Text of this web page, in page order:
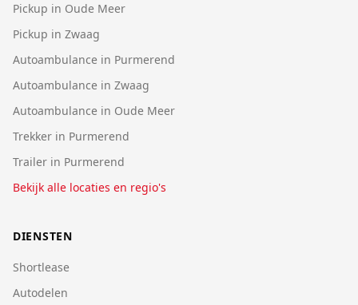
Pickup in Oude Meer
Pickup in Zwaag
Autoambulance in Purmerend
Autoambulance in Zwaag
Autoambulance in Oude Meer
Trekker in Purmerend
Trailer in Purmerend
Bekijk alle locaties en regio's
DIENSTEN
Shortlease
Autodelen